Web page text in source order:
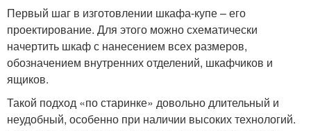
Первый шаг в изготовлении шкафа-купе – его
проектирование. Для этого можно схематически
начертить шкаф с нанесением всех размеров,
обозначением внутренних отделений, шкафчиков и
ящиков.
Такой подход «по старинке» довольно длительный и
неудобный, особенно при наличии высоких технологий.